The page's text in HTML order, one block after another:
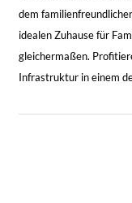
dem
idealen Zuhause für
gleichermaßen.
Infrastruktur in einem